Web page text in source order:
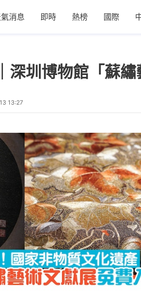
消息 即時 熱榜 國際
深圳博物館「蘇
13:27